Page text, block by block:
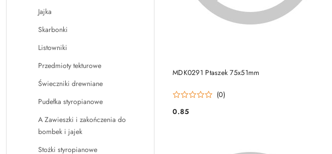
Jajka
Skarbonki
Listowniki
Przedmioty tekturowe
Świeczniki drewniane
Pudełka styropianowe
A Zawieszki i zakończenia do
bombek i jajek
Stożki styropianowe
MDK0291 Ptaszek 75x51mm
(0)
Cena:
0.85
DO KOSZYKA